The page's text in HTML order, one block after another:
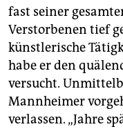
fast seiner
Verstorbenen tief
künstlerische
habe er den
versucht.
Mannheimer
verlassen. „Jahre